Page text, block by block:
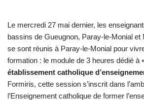
Le mercredi 27 mai dernier, les
bassins de Gueugnon, Paray-le-Monial et
se sont réunis à Paray-le-Monial pour
formation : le module de 3 heures dédié à
établissement catholique
Formiris, cette session s’inscrit dans
l’Enseignement catholique de former